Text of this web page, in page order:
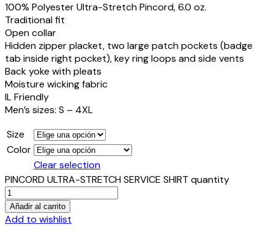
100% Polyester Ultra-Stretch Pincord, 6.0 oz.
Traditional fit
Open collar
Hidden zipper placket, two large patch pockets (badge
tab inside right pocket), key ring loops and side vents
Back yoke with pleats
Moisture wicking fabric
IL Friendly
Men’s sizes: S – 4XL
Size
Color
Clear selection
PINCORD ULTRA-STRETCH SERVICE SHIRT quantity
Añadir al carrito
Add to wishlist